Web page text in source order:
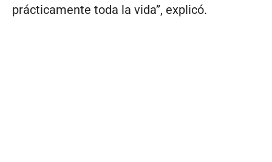
prácticamente toda la vida”, explicó.